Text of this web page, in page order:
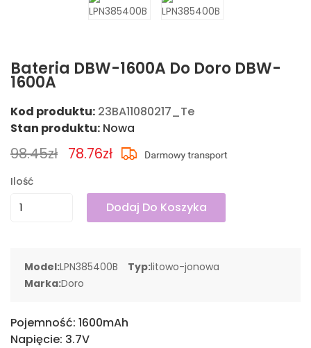
Bateria DBW-1600A Do Doro DBW-
1600A
Kod produktu: 23BA11080217_Te
Stan produktu: Nowa
98.45zł 78.76zł
Ilość
Dodaj Do Koszyka
Model:LPN385400B Typ:litowo-jonowa
Marka:Doro
Pojemność: 1600mAh
Napięcie: 3.7V